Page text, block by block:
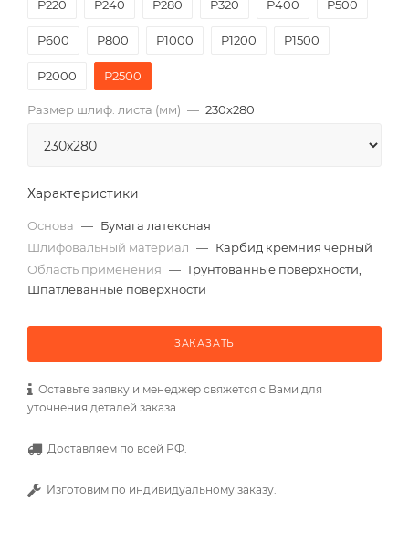
P220 P240 P280 P320 P400 P500
P600 P800 P1000 P1200 P1500
P2000 Р2500
Размер шлиф. листа (мм) — 230х280
Характеристики
Основа — Бумага латексная
Шлифовальный материал — Карбид кремния черный
Область применения — Грунтованные поверхности,
Шпатлеванные поверхности
ЗАКАЗАТЬ
Оставьте заявку и менеджер свяжется с Вами для
уточнения деталей заказа.
Доставляем по всей РФ.
Изготовим по индивидуальному заказу.